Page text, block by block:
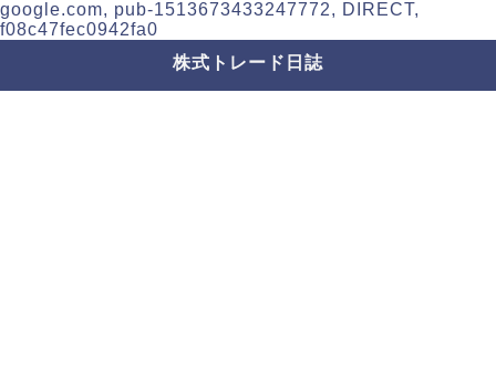
google.com, pub-1513673433247772, DIRECT,
f08c47fec0942fa0
株式トレード日誌